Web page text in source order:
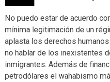
No puedo estar de acuerdo
mínima legitimación de un
aplasta los derechos
no hablar de los inexistentes
inmigrantes. Además de
petrodólares el wahabismo